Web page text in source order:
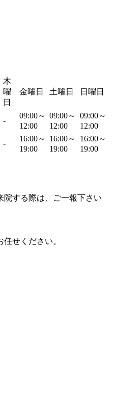
木
曜
日
金曜日 土曜日 日曜日
-
09:00～
12:00
09:00～
12:00
09:00～
12:00
-
16:00～
19:00
16:00～
19:00
16:00～
19:00
する際は、ご一報下さい
せください。